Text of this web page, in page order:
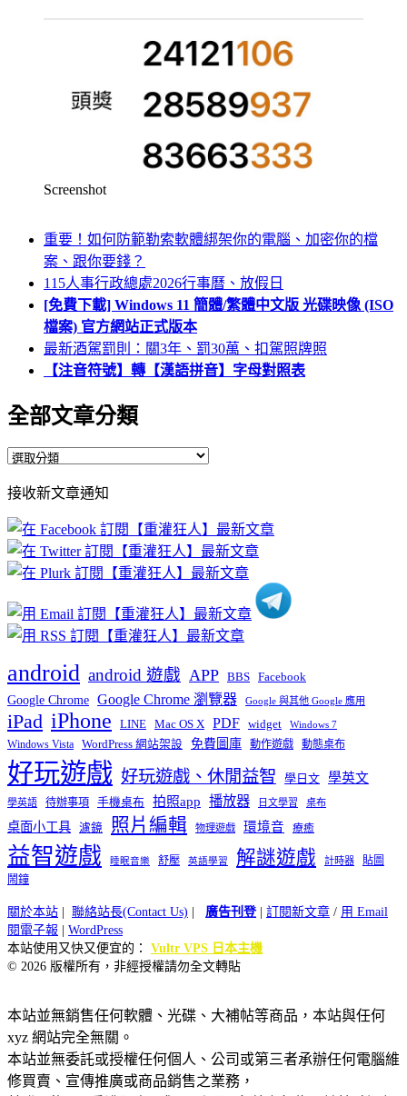
Screenshot
重要！如何防範勒索軟體綁架你的電腦、加密你的檔
案、跟你要錢？
115人事行政總處2026行事曆、放假日
[免費下載] Windows 11 簡體/繁體中文版 光碟映像 (ISO
檔案) 官方網站正式版本
最新酒駕罰則：關3年、罰30萬、扣駕照牌照
【注音符號】轉【漢語拼音】字母對照表
全部文章分類
全
文
章
分
類
接收新文章通知
android android 遊戲 APP BBS Facebook
Google Chrome Google Chrome 瀏覽器 Google 與其他 Google 應用
iPad iPhone LINE Mac OS X PDF widget Windows 7
Windows Vista WordPress 網站架設 免費圖庫 動作遊戲 動態桌布
好玩遊戲 好玩遊戲、休閒益智 學日文 學英文
學英語 待辦事項 手機桌布 拍照app 播放器 日文學習 桌布
桌面小工具 濾鏡 照片編輯 物理遊戲 環境音 療癒
益智遊戲 睡眠音樂 舒壓 英語學習 解謎遊戲 計時器
貼圖
鬧鐘
關於本站 聯絡站長(Contact Us) 廣告刊登| 訂閱新文章 / 用 Email
閱電子報
WordPress
本站使用又快又便宜的： Vultr VPS 日本主機
© 2026 版權所有，非經授權請勿全文轉貼
本站並無銷售任何軟體、光碟、大補帖等商品，本站與任何
xyz 網站完全無關。
本站並無委託或授權任何個人、公司或第三者承辦任何電腦維
修買賣、宣傳推廣或商品銷售之業務，